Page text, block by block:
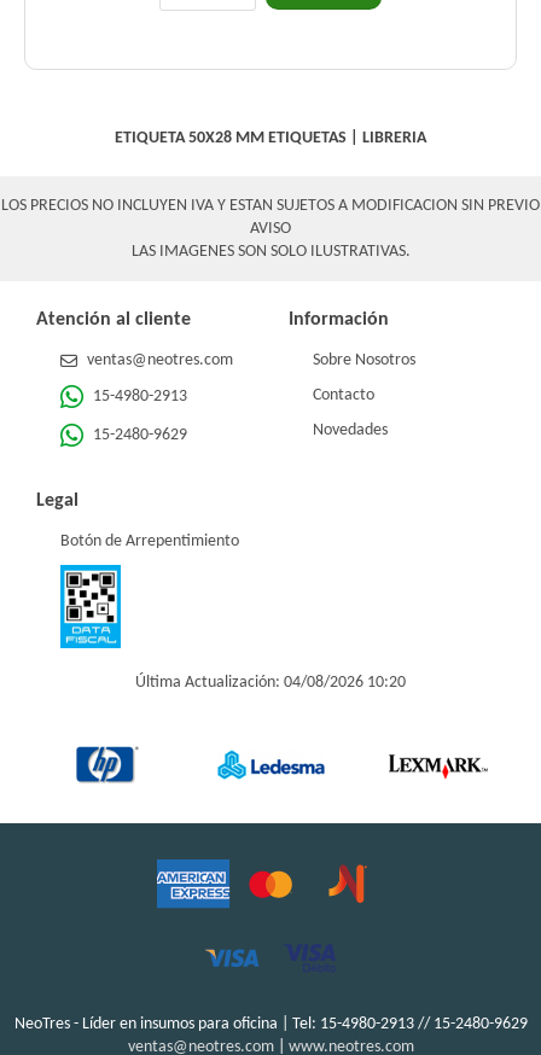
ETIQUETA 50X28 MM ETIQUETAS LIBRERIA
LOS PRECIOS NO INCLUYEN IVA Y ESTAN SUJETOS A MODIFICACION SIN PREVIO
AVISO
LAS IMAGENES SON SOLO ILUSTRATIVAS.
Atención al cliente
ventas@neotres.com
15-4980-2913
15-2480-9629
Información
Sobre Nosotros
Contacto
Novedades
Legal
Botón de Arrepentimiento
Última Actualización: 04/08/2026 10:20
NeoTres - Líder en insumos para oficina | Tel: 15-4980-2913 // 15-2480-9629
ventas@neotres.com| www.neotres.com